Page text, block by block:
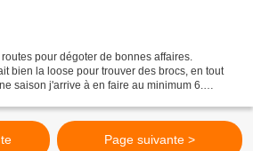
pour dégoter de bonnes affaires.
bien la loose pour trouver des brocs, en tout
saison j'arrive à en faire au minimum 6.
Page suivante >